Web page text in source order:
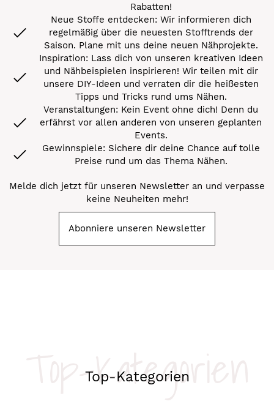
Rabatten!
Neue Stoffe entdecken: Wir informieren dich
regelmäßig über die neuesten Stofftrends der
Saison. Plane mit uns deine neuen Nähprojekte.
Inspiration: Lass dich von unseren kreativen Ideen
und Nähbeispielen inspirieren! Wir teilen mit dir
unsere DIY-Ideen und verraten dir die heißesten
Tipps und Tricks rund ums Nähen.
Veranstaltungen: Kein Event ohne dich! Denn du
erfährst vor allen anderen von unseren geplanten
Events.
Gewinnspiele: Sichere dir deine Chance auf tolle
Preise rund um das Thema Nähen.
Melde dich jetzt für unseren Newsletter an und verpasse
keine Neuheiten mehr!
Abonniere unseren Newsletter
Top-Kategorien
Top-Kategorien